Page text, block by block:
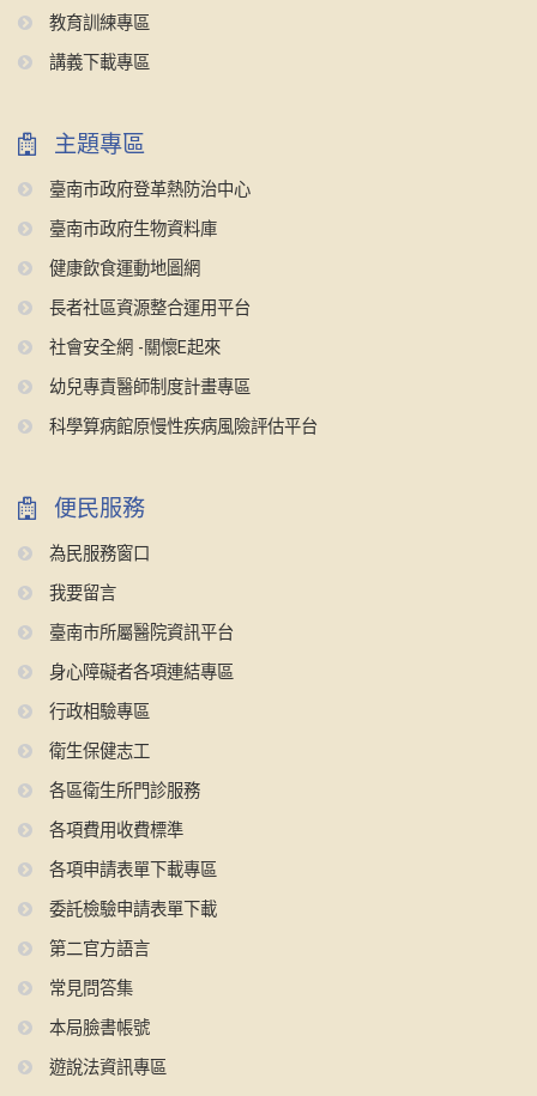
教育訓練專區
講義下載專區
主題專區
臺南市政府登革熱防治中心
臺南市政府生物資料庫
健康飲食運動地圖網
長者社區資源整合運用平台
社會安全網 -關懷E起來
幼兒專責醫師制度計畫專區
科學算病館原慢性疾病風險評估平台
便民服務
為民服務窗口
我要留言
臺南市所屬醫院資訊平台
身心障礙者各項連結專區
行政相驗專區
衛生保健志工
各區衛生所門診服務
各項費用收費標準
各項申請表單下載專區
委託檢驗申請表單下載
第二官方語言
常見問答集
本局臉書帳號
遊說法資訊專區